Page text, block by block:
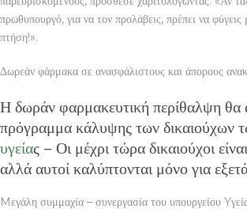
πρωθυπουργό, για να τον προλάβεις, πρέπει να
πτήση!».
Δωρεάν φάρμακα σε ανασφάλιστους και άπορους
Η δωράν φαρμακευτική περίθαλψη θα
πρόγραμμα κάλυψης των δικαιούχων
υγείας – Οι μέχρι τώρα δικαιούχοι
αλλά αυτοί καλύπτονται μόνο για
Mεγάλη συμμαχία – συνεργασία του υπουργείου